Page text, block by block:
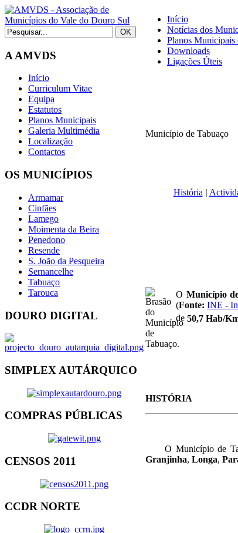
A AMVDS
Início
Curriculum Vitae
Equipa
Estatutos
Planos Municipais
Galeria Multimédia
Localização
Contactos
OS MUNICÍPIOS
Armamar
Cinfães
Lamego
Moimenta da Beira
Penedono
Resende
S. João da Pesqueira
Sernancelhe
Tabuaço
Tarouca
DOURO DIGITAL
SIMPLEX AUTÁRQUICO
COMPRAS PÚBLICAS
CENSOS 2011
CCDR NORTE
Início
Notícias dos
Planos Municipais
Downloads
Ligações Úteis
Município de Tabuaço
História |
O Município
(Fonte: INE -
de 50,7 Hab/
HISTÓRIA
O Município de
Granjinha, Longa,